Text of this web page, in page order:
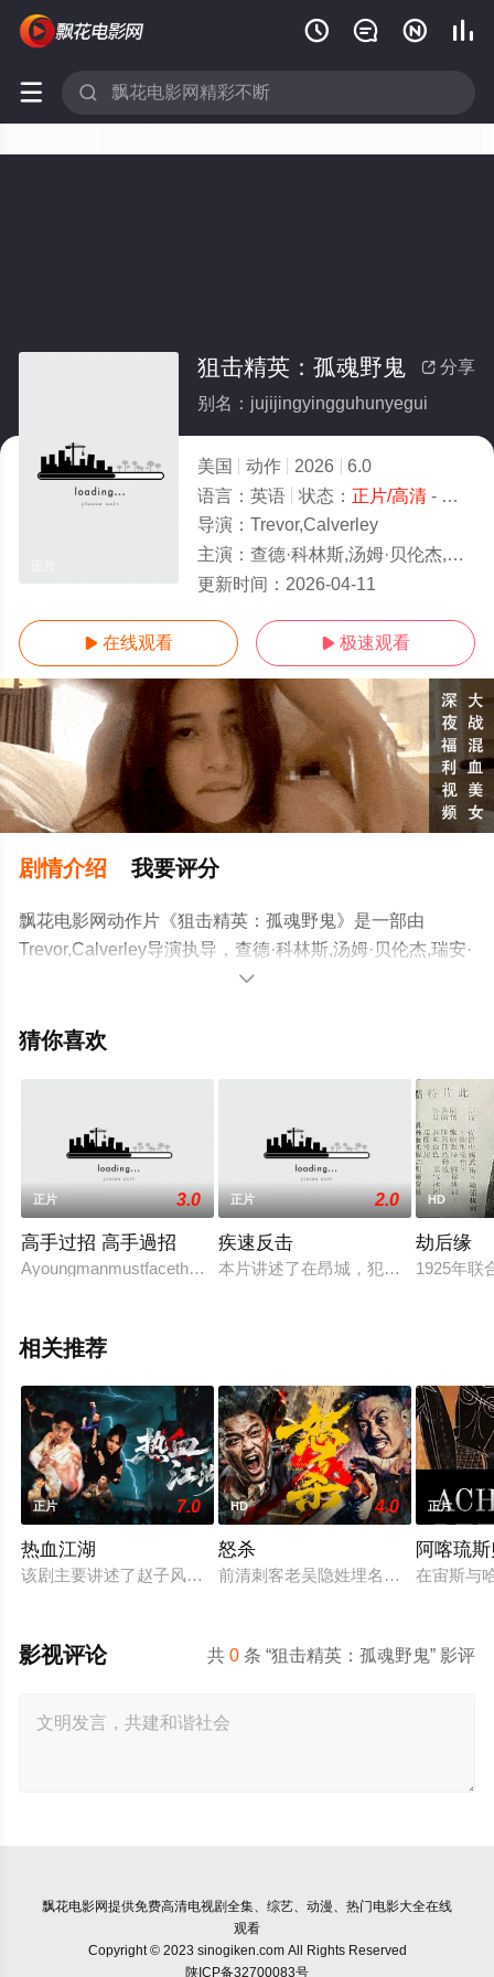
   
 
 分享
狙击精英：孤魂野鬼
别名：jujijingyingguhunyegui
美国 动作 2026
6.0
语言： 英语 状态： 正片/高清- 免费在线观看
导演： Trevor,Calverley
主演： 查德·科林斯,汤姆·贝伦杰,瑞安·罗宾斯,乔什·布雷纳,Tuks,Tad,Lungu,多米尼克·马厄,Manuel,Rodriguez-Sa
更新时间： 2026-04-11
 在线观看  极速观看
剧情介绍 我要评分
飘花电影网动作片《狙击精英：孤魂野鬼》是一部由
Trevor,Calverley导演执导，查德·科林斯,汤姆·贝伦杰,瑞安·
罗宾斯,乔什·布雷纳,Tuks,Tad,Lungu,多米尼克·马
彩演绎的美国电影，手机免费观看高清无删减完整版电影

猜你喜欢
正片 3.0
高手过招 高手過招
Ayoungmanmustfacethechallengeofhislifebybat
正片 2.0
疾速反击
本片讲述了在昂城，犯罪分子靠网络
HD
劫后缘
1925年联
相关推荐
正片 7.0
热血江湖
该剧主要讲述了赵子风从小和爷爷在乡下习武，长大后从乡野来
HD 4.0
怒杀
前清刺客老吴隐姓埋名于药铺，却为
正片
阿喀琉
在宙斯与
共0 条 “狙击精英：孤魂野鬼” 影评
影视评论
飘花电影网提供免费高清电视剧全集、综艺、动漫、热门电影大全在线
观看
Copyright © 2023 sinogiken.com All Rights Reserved
陕ICP备32700083号